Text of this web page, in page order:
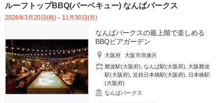
ルーフトップBBQ(バーベキュー) なんばパークス
2026年3月20日(祝)～11月30日(月)
なんばパークスの最上階で楽しめる
BBQビアガーデン
大阪府
大阪市浪速区
難波駅(大阪府) ,なんば駅(大阪府) ,大阪難波
駅(大阪府) ,近鉄日本橋駅(大阪府)
日本橋駅
(大阪府)
なんばパークス